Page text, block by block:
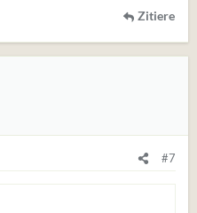
Zitiere
#7